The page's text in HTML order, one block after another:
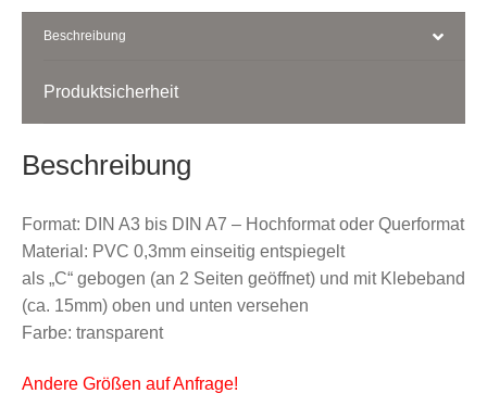
Beschreibung
Produktsicherheit
Beschreibung
Format: DIN A3 bis DIN A7 – Hochformat oder Querformat
Material: PVC 0,3mm einseitig entspiegelt
als „C“ gebogen (an 2 Seiten geöffnet) und mit Klebeband
(ca. 15mm) oben und unten versehen
Farbe: transparent
Andere Größen auf Anfrage!